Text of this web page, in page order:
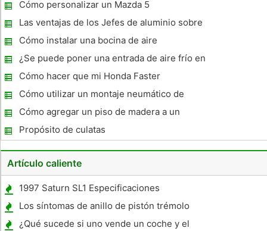
Cómo personalizar un Mazda 5
Las ventajas de los Jefes de aluminio sobre
hierro fundido
Cómo instalar una bocina de aire
¿Se puede poner una entrada de aire frío en
una automática ?
Cómo hacer que mi Honda Faster
Cómo utilizar un montaje neumático de
repuesto
Cómo agregar un piso de madera a un
Cargo Van Area
Propósito de culatas
Artículo caliente
1997 Saturn SL1 Especificaciones
Los síntomas de anillo de pistón trémolo
¿Qué sucede si uno vende un coche y el